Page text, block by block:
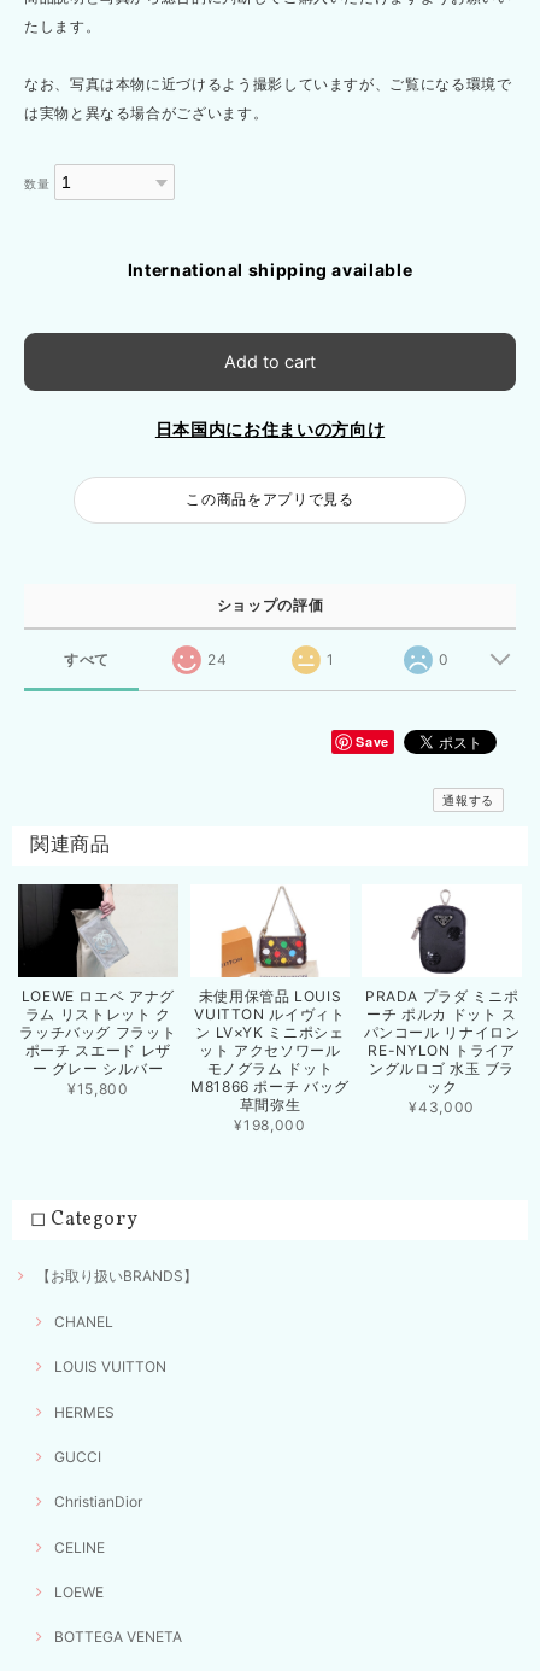
たします。
なお、写真は本物に近づけるよう撮影していますが、ご覧になる環境で
は実物と異なる場合がございます。
数量
International shipping available
Add to cart
日本国内にお住まいの方向け
この商品をアプリで見る
ショップの評価
すべて 24 1 0
Save
通報する
関連商品
LOEWE ロエベ アナグ
ラム リストレット ク
ラッチバッグ フラット
ポーチ スエード レザ
ー グレー シルバー
¥15,800
未使用保管品 LOUIS
VUITTON ルイヴィト
ン LV×YK ミニポシェ
ット アクセソワール
モノグラム ドット
M81866 ポーチ バッグ
草間弥生
¥198,000
PRADA プラダ ミニポ
ーチ ポルカ ドット ス
パンコール リナイロン
RE-NYLON トライア
ングルロゴ 水玉 ブラ
ック
¥43,000
◻︎ Category
【お取り扱いBRANDS】
CHANEL
LOUIS VUITTON
HERMES
GUCCI
ChristianDior
CELINE
LOEWE
BOTTEGA VENETA